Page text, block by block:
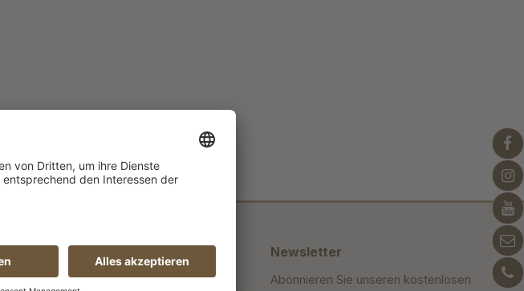
Informationen
Obstannahme 2026
Newsletter
Abonnieren Sie unseren kostenlosen